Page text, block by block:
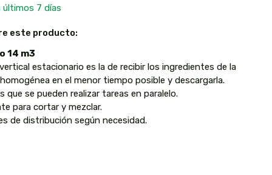
últimos 7 días
este producto:
14 m3
estacionario es la de recibir los ingredientes de la
en el menor tiempo posible y descargarla.
se pueden realizar tareas en paralelo.
para cortar y mezclar.
de distribución según necesidad.